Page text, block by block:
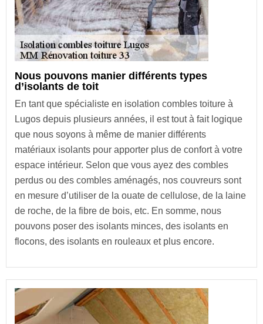
Nous pouvons manier différents types
d’isolants de toit
En tant que spécialiste en isolation combles toiture à
Lugos depuis plusieurs années, il est tout à fait logique
que nous soyons à même de manier différents
matériaux isolants pour apporter plus de confort à votre
espace intérieur. Selon que vous ayez des combles
perdus ou des combles aménagés, nos couvreurs sont
en mesure d’utiliser de la ouate de cellulose, de la laine
de roche, de la fibre de bois, etc. En somme, nous
pouvons poser des isolants minces, des isolants en
flocons, des isolants en rouleaux et plus encore.